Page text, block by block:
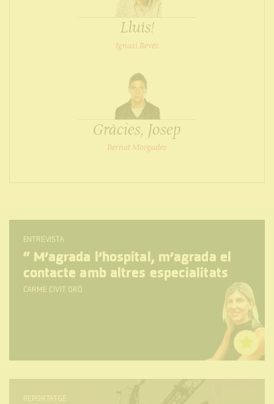
Lluís!
Ignasi Revés
Gràcies, Josep
Bernat Morgades
ENTREVISTA
“ M’agrada l’hospital, m’agrada el
contacte amb altres especialitats
CARME CIVIT ORÓ
REPORTATGE